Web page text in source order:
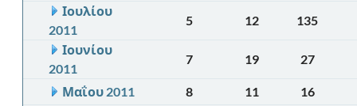
Ιουλίου
2011
5 12
135
Ιουνίου
2011
7 19 27
Μαΐου 2011 8 11
16